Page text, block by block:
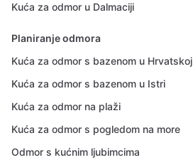
Kuća za odmor u Dalmaciji
Planiranje odmora
Kuća za odmor s bazenom u Hrvatskoj
Kuća za odmor s bazenom u Istri
Kuća za odmor na plaži
Kuća za odmor s pogledom na more
Odmor s kućnim ljubimcima